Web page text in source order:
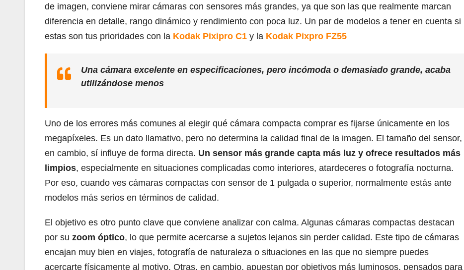
de imagen, conviene mirar cámaras con sensores más grandes, ya que son las que realmente marcan
diferencia en detalle, rango dinámico y rendimiento con poca luz. Un par de modelos a tener en cuenta si
estas son tus prioridades con la Kodak Pixipro C1 y la Kodak Pixpro FZ55
Una cámara excelente en especificaciones, pero incómoda o demasiado grande, acaba
utilizándose menos
Uno de los errores más comunes al elegir qué cámara compacta comprar es fijarse únicamente en los
megapíxeles. Es un dato llamativo, pero no determina la calidad final de la imagen. El tamaño del sensor,
en cambio, sí influye de forma directa. Un sensor más grande capta más luz y ofrece resultados más
limpios, especialmente en situaciones complicadas como interiores, atardeceres o fotografía nocturna.
Por eso, cuando ves cámaras compactas con sensor de 1 pulgada o superior, normalmente estás ante
modelos más serios en términos de calidad.
El objetivo es otro punto clave que conviene analizar con calma. Algunas cámaras compactas destacan
por su zoom óptico, lo que permite acercarse a sujetos lejanos sin perder calidad. Este tipo de cámaras
encajan muy bien en viajes, fotografía de naturaleza o situaciones en las que no siempre puedes
acercarte físicamente al motivo. Otras, en cambio, apuestan por objetivos más luminosos, pensados para